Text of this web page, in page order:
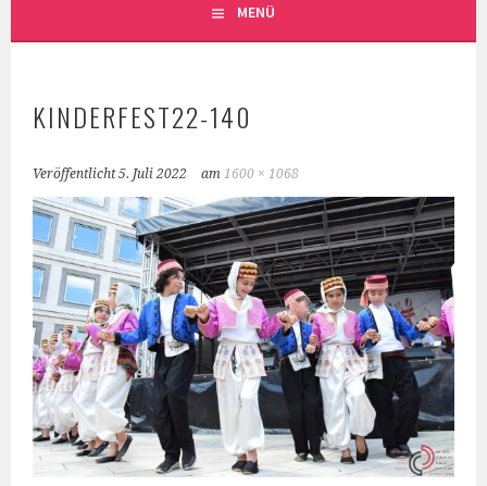
MENÜ
KINDERFEST22-140
Veröffentlicht5. Juli 2022 am 1600 × 1068